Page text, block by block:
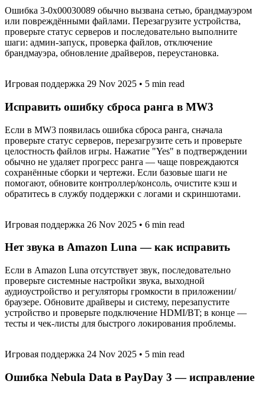
Ошибка 3-0x00030089 обычно вызвана сетью, брандмауэром
или повреждёнными файлами. Перезагрузите устройства,
проверьте статус серверов и последовательно выполните
шаги: админ-запуск, проверка файлов, отключение
брандмауэра, обновление драйверов, переустановка.
Игровая поддержка 29 Nov 2025 • 5 min read
Исправить ошибку сброса ранга в MW3
Если в MW3 появилась ошибка сброса ранга, сначала
проверьте статус серверов, перезагрузите сеть и проверьте
целостность файлов игры. Нажатие "Yes" в подтверждении
обычно не удаляет прогресс ранга — чаще повреждаются
сохранённые сборки и чертежи. Если базовые шаги не
помогают, обновите контроллер/консоль, очистите кэш и
обратитесь в службу поддержки с логами и скриншотами.
Игровая поддержка 26 Nov 2025 • 6 min read
Нет звука в Amazon Luna — как исправить
Если в Amazon Luna отсутствует звук, последовательно
проверьте системные настройки звука, выходной
аудиоустройство и регуляторы громкости в приложении/
браузере. Обновите драйверы и систему, перезапустите
устройство и проверьте подключение HDMI/BT; в конце —
тесты и чек-листы для быстрого локирования проблемы.
Игровая поддержка 24 Nov 2025 • 5 min read
Ошибка Nebula Data в PayDay 3 — исправление